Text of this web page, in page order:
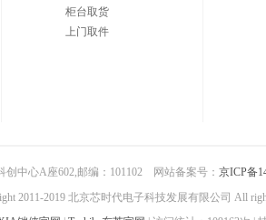
柜台取货
上门取件
中心A座602,邮编：101102 网站备案号： 京ICP备
2011-2019 北京芯时代电子科技发展有限公司 All